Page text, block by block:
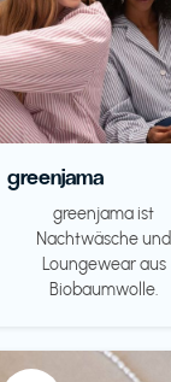
greenjama
greenjama ist
Nachtwäsche und
Loungewear aus
Biobaumwolle.